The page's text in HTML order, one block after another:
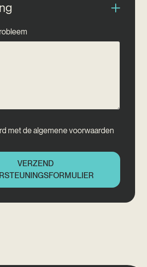
met de algemene voorwaarden
VERZEND